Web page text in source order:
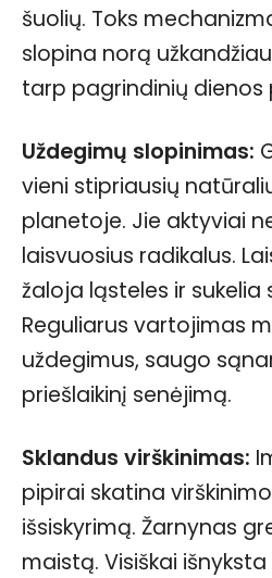
šuolių. Toks
slopina norą
tarp pagrindinių dienos
Uždegimų slopinimas:
vieni stipriausių
planetoje. Jie aktyviai
laisvuosius radikalus.
žaloja ląsteles ir sukelia
Reguliarus vartojimas
uždegimus, saugo
priešlaikinį senėjimą.
Sklandus virškinimas:
pipirai skatina
išsiskyrimą. Žarnynas
maistą. Visiškai